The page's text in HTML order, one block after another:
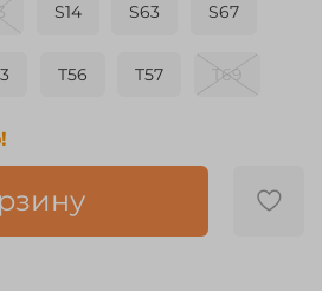
S14 S63 S67
T56 T57 T69